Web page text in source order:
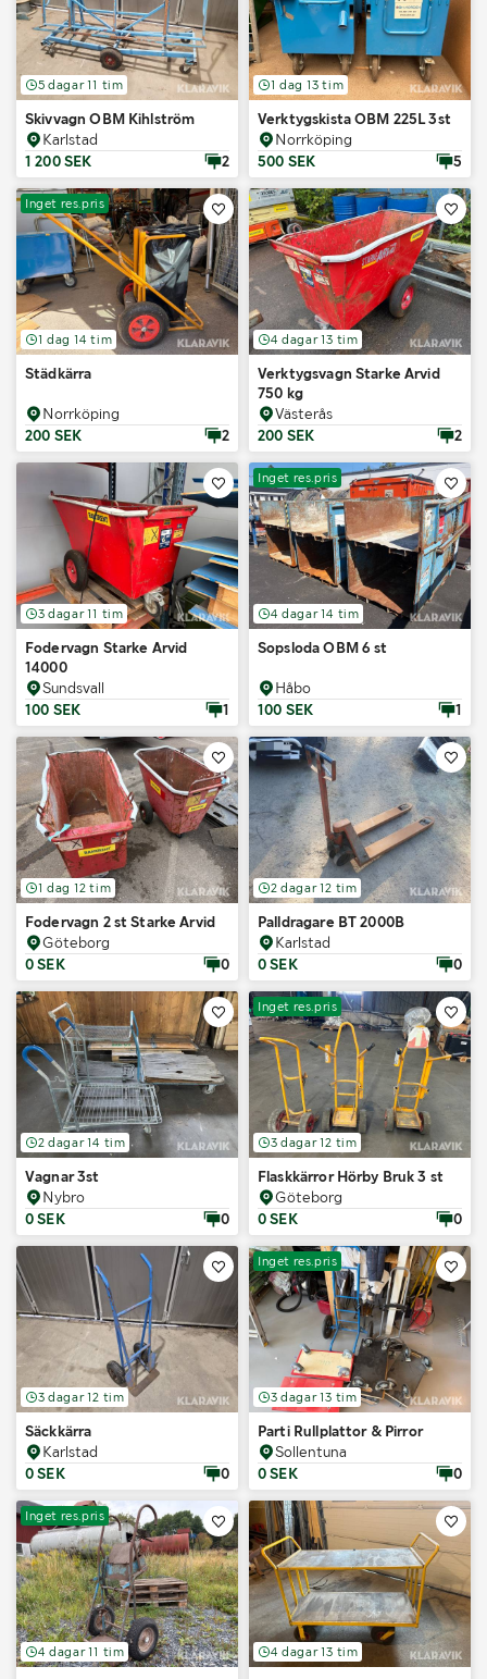
5 dagar 11 tim
Skivvagn OBM Kihlström
Karlstad
1 200 SEK
2
1 dag 13 tim
Verktygskista OBM 225L 3st
Norrköping
500 SEK
5
Inget res.pris
1 dag 14 tim
Städkärra
Norrköping
200 SEK
2
4 dagar 13 tim
Verktygsvagn Starke Arvid
750 kg
Västerås
200 SEK
2
3 dagar 11 tim
Fodervagn Starke Arvid
14000
Sundsvall
100 SEK
1
Inget res.pris
4 dagar 14 tim
Sopsloda OBM 6 st
Håbo
100 SEK
1
1 dag 12 tim
Fodervagn 2 st Starke Arvid
Göteborg
0 SEK
0
2 dagar 12 tim
Palldragare BT 2000B
Karlstad
0 SEK
0
2 dagar 14 tim
Vagnar 3st
Nybro
0 SEK
0
Inget res.pris
3 dagar 12 tim
Flaskkärror Hörby Bruk 3 st
Göteborg
0 SEK
0
3 dagar 12 tim
Säckkärra
Karlstad
0 SEK
0
Inget res.pris
3 dagar 13 tim
Parti Rullplattor & Pirror
Sollentuna
0 SEK
0
Inget res.pris
4 dagar 11 tim 4 dagar 13 tim